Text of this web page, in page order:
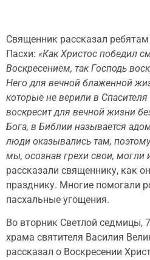
Священник рассказал
Пасхи: «Как Христос победил
Воскресением, так Господь
Него для вечной блаженной
которые не верили в
воскресит для вечной жизни
Бога, в Библии называется
люди оказывались там,
мы, осознав грехи свои, могли
рассказали священнику, как
празднику. Многие помогали
пасхальные угощения.
Во вторник Светлой седмицы,
храма святителя Василия
рассказал о Воскресении